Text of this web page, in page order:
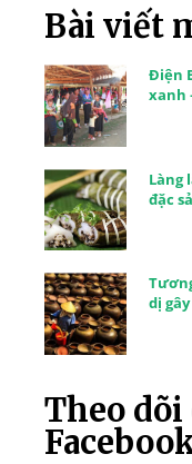
Bài viết
Điện
xanh
Làng
đặc
dị
Theo